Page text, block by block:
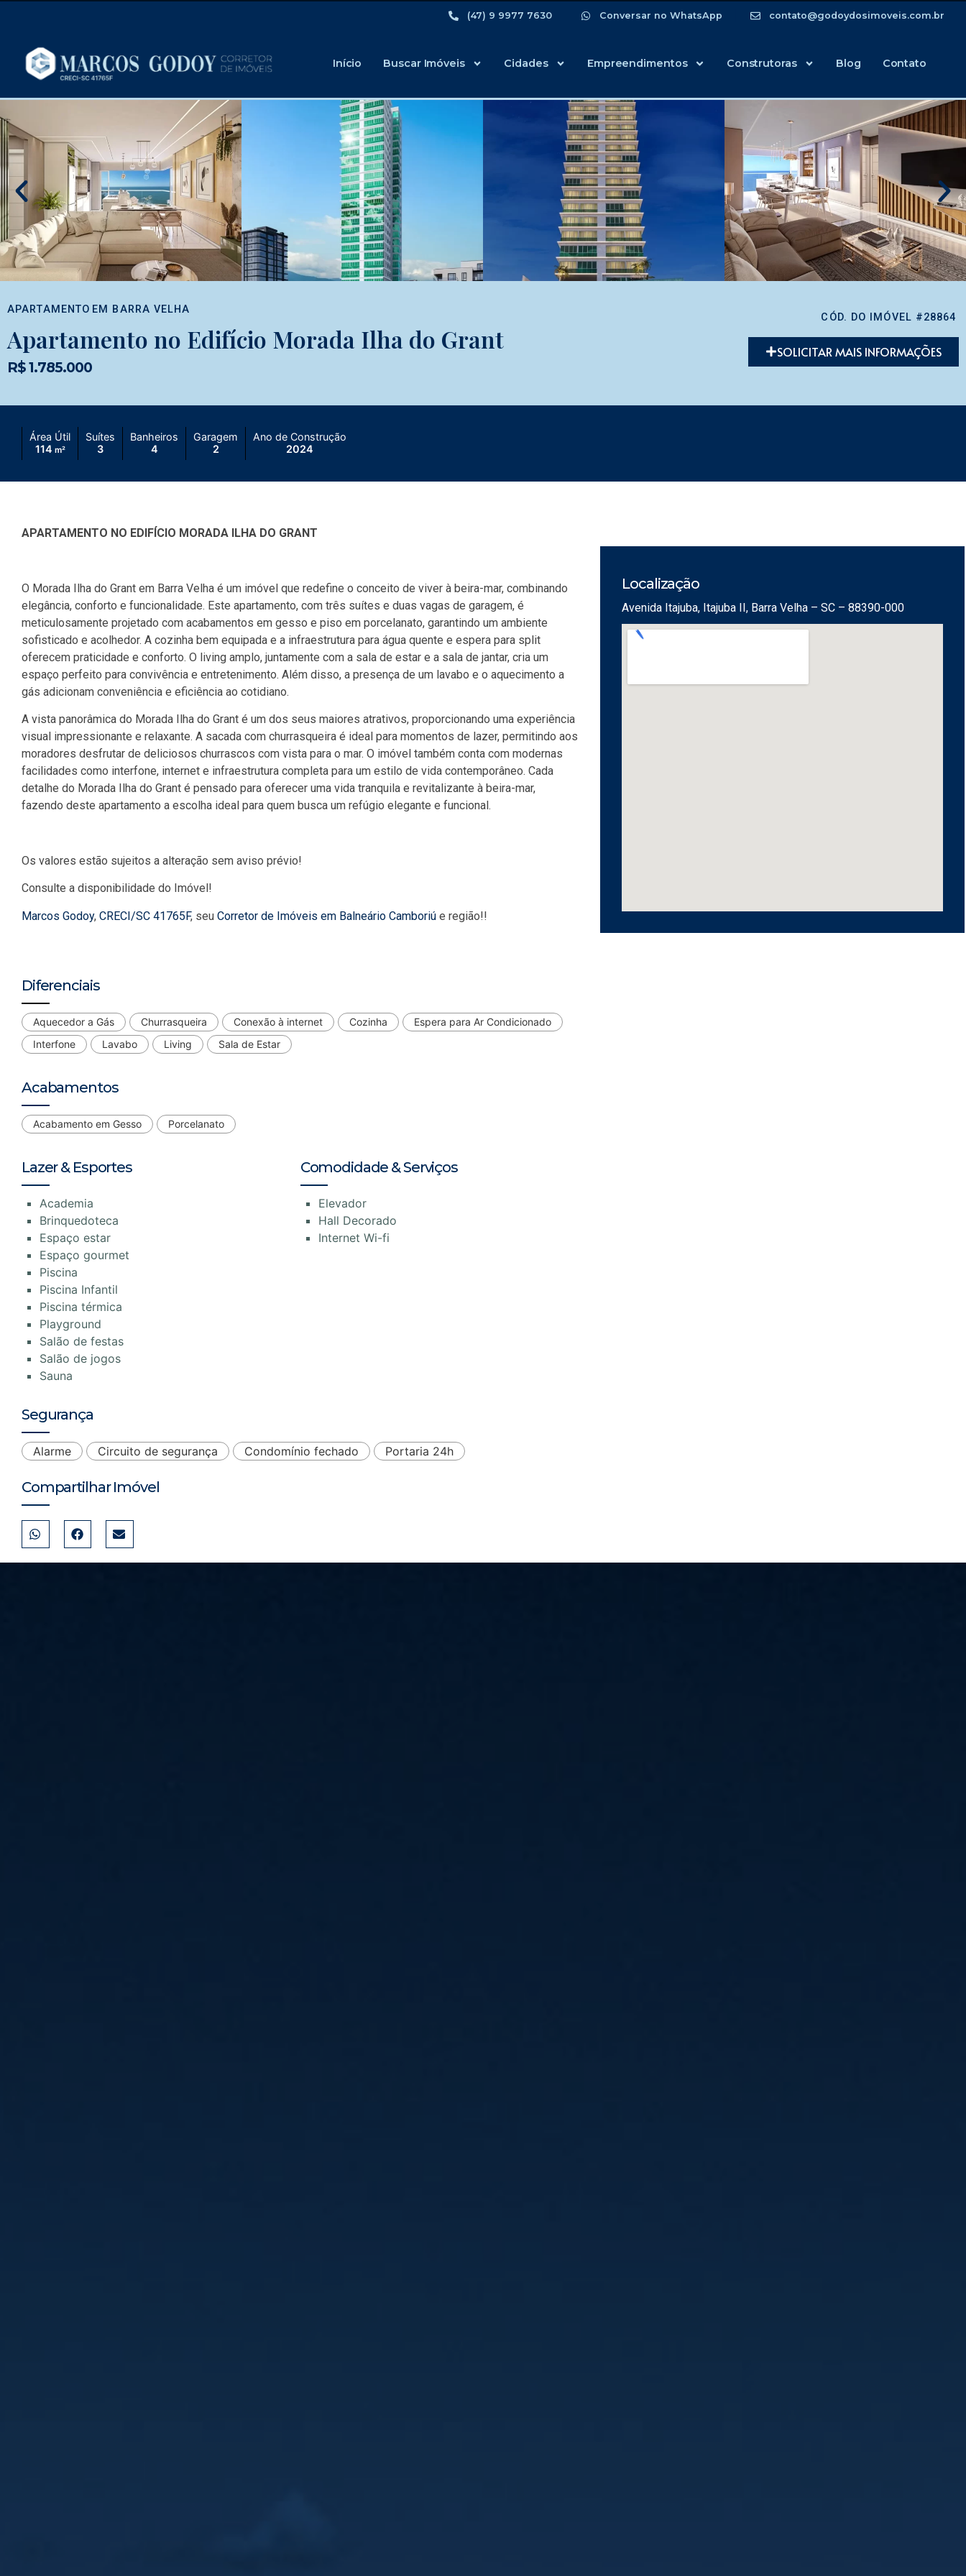
(47) 9 9977 7630 Conversar no WhatsApp contato@godoydosimoveis.com.br
Início Buscar Imóveis Cidades Empreendimentos Construtoras Blog Contato
APARTAMENTO EM BARRA VELHA
Apartamento no Edifício Morada Ilha do Grant
R$ 1.785.000
CÓD. DO IMÓVEL #28864
SOLICITAR MAIS INFORMAÇÕES
Área Útil
114 m²
Suítes
3
Banheiros
4
Garagem
2
Ano de Construção
2024
APARTAMENTO NO EDIFÍCIO MORADA ILHA DO GRANT
O Morada Ilha do Grant em Barra Velha é um imóvel que redefine o conceito de viver à beira-mar, combinando
elegância, conforto e funcionalidade. Este apartamento, com três suítes e duas vagas de garagem, é
meticulosamente projetado com acabamentos em gesso e piso em porcelanato, garantindo um ambiente
sofisticado e acolhedor. A cozinha bem equipada e a infraestrutura para água quente e espera para split
oferecem praticidade e conforto. O living amplo, juntamente com a sala de estar e a sala de jantar, cria um
espaço perfeito para convivência e entretenimento. Além disso, a presença de um lavabo e o aquecimento a
gás adicionam conveniência e eficiência ao cotidiano.
A vista panorâmica do Morada Ilha do Grant é um dos seus maiores atrativos, proporcionando uma experiência
visual impressionante e relaxante. A sacada com churrasqueira é ideal para momentos de lazer, permitindo aos
moradores desfrutar de deliciosos churrascos com vista para o mar. O imóvel também conta com modernas
facilidades como interfone, internet e infraestrutura completa para um estilo de vida contemporâneo. Cada
detalhe do Morada Ilha do Grant é pensado para oferecer uma vida tranquila e revitalizante à beira-mar,
fazendo deste apartamento a escolha ideal para quem busca um refúgio elegante e funcional.
Os valores estão sujeitos a alteração sem aviso prévio!
Consulte a disponibilidade do Imóvel!
Marcos Godoy, CRECI/SC 41765F, seu Corretor de Imóveis em Balneário Camboriú e região!!
Diferenciais
Aquecedor a Gás Churrasqueira Conexão à internet Cozinha
Espera para Ar Condicionado
Interfone
Lavabo Living Sala de Estar
Acabamentos
Acabamento em Gesso Porcelanato
Lazer & Esportes
Academia
Brinquedoteca
Espaço estar
Espaço gourmet
Piscina
Piscina Infantil
Piscina térmica
Playground
Salão de festas
Salão de jogos
Sauna
Comodidade & Serviços
Elevador
Hall Decorado
Internet Wi-fi
Segurança
Alarme Circuito de segurança Condomínio fechado Portaria 24h
Compartilhar Imóvel
Localização
Avenida Itajuba, Itajuba II, Barra Velha – SC – 88390-000